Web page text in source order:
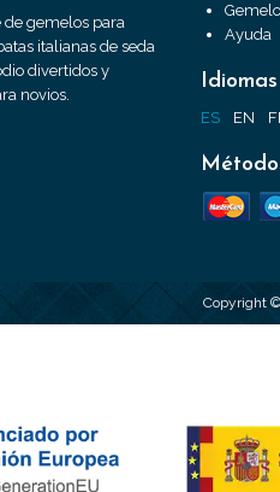
de gemelos para
italianas de seda
divertidos y
novios.
Ayuda
Idiomas
ES EN
Copyright